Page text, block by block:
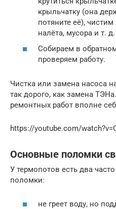
крыльчатку (она
потяните её),
налёта, мусора и т. д.
Собираем в
проверяем работу.
Чистка или замена насоса
так дорого, как замена
ремонтных работ вполне
https://youtube.com/
Основные поломки
У термопотов есть два
поломки:
не греет воду, но